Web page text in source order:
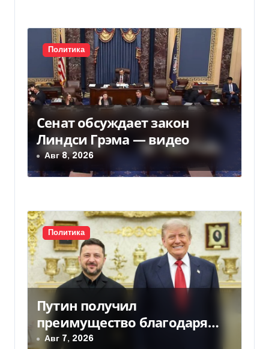
с
я
м
Политика
Сенат обсуждает закон
Линдси Грэма — видео
Авг 8, 2026
Политика
Путин получил
преимущество благодаря
действиям США
Авг 7, 2026